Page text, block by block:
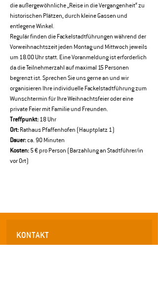
die außergewöhnliche „Reise in die Vergangenheit“ zu
historischen Plätzen, durch kleine Gassen und
entlegene Winkel.
Regulär finden die Fackelstadtführungen während der
Vorweihnachtszeit jeden Montag und Mittwoch jeweils
um 18.00 Uhr statt. Eine Voranmeldung ist erforderlich
da die Teilnehmerzahl auf maximal 15 Personen
begrenzt ist. Sprechen Sie uns gerne an und wir
organisieren Ihre individuelle Fackelstadtführung zum
Wunschtermin für Ihre Weihnachtsfeier oder eine
private Feier mit Familie und Freunden.
Treffpunkt: 18 Uhr
Ort: Rathaus Pfaffenhofen (Hauptplatz 1)
Dauer: ca. 90 Minuten
Kosten: 5 € pro Person (Barzahlung an Stadtführer/in
vor Ort)
KONTAKT